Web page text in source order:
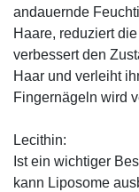
andauernde
Haare, reduziert
verbessert den
Haar und verleiht
Fingernägeln wird
Lecithin:
Ist ein wichtiger
kann Liposome